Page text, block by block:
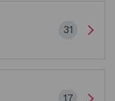
31
17